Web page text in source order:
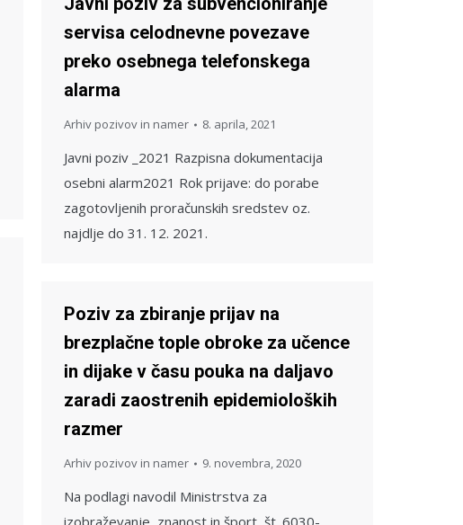
servisa celodnevne povezave
preko osebnega telefonskega
alarma
Arhiv pozivov in namer 8. aprila, 2021
Javni poziv _2021 Razpisna dokumentacija
osebni alarm2021 Rok prijave: do porabe
zagotovljenih proračunskih sredstev oz.
najdlje do 31. 12. 2021.
Poziv za zbiranje prijav na
brezplačne tople obroke za učence
in dijake v času pouka na daljavo
zaradi zaostrenih epidemioloških
razmer
Arhiv pozivov in namer 9. novembra, 2020
Na podlagi navodil Ministrstva za
izobraževanje, znanost in šport, št. 6030-